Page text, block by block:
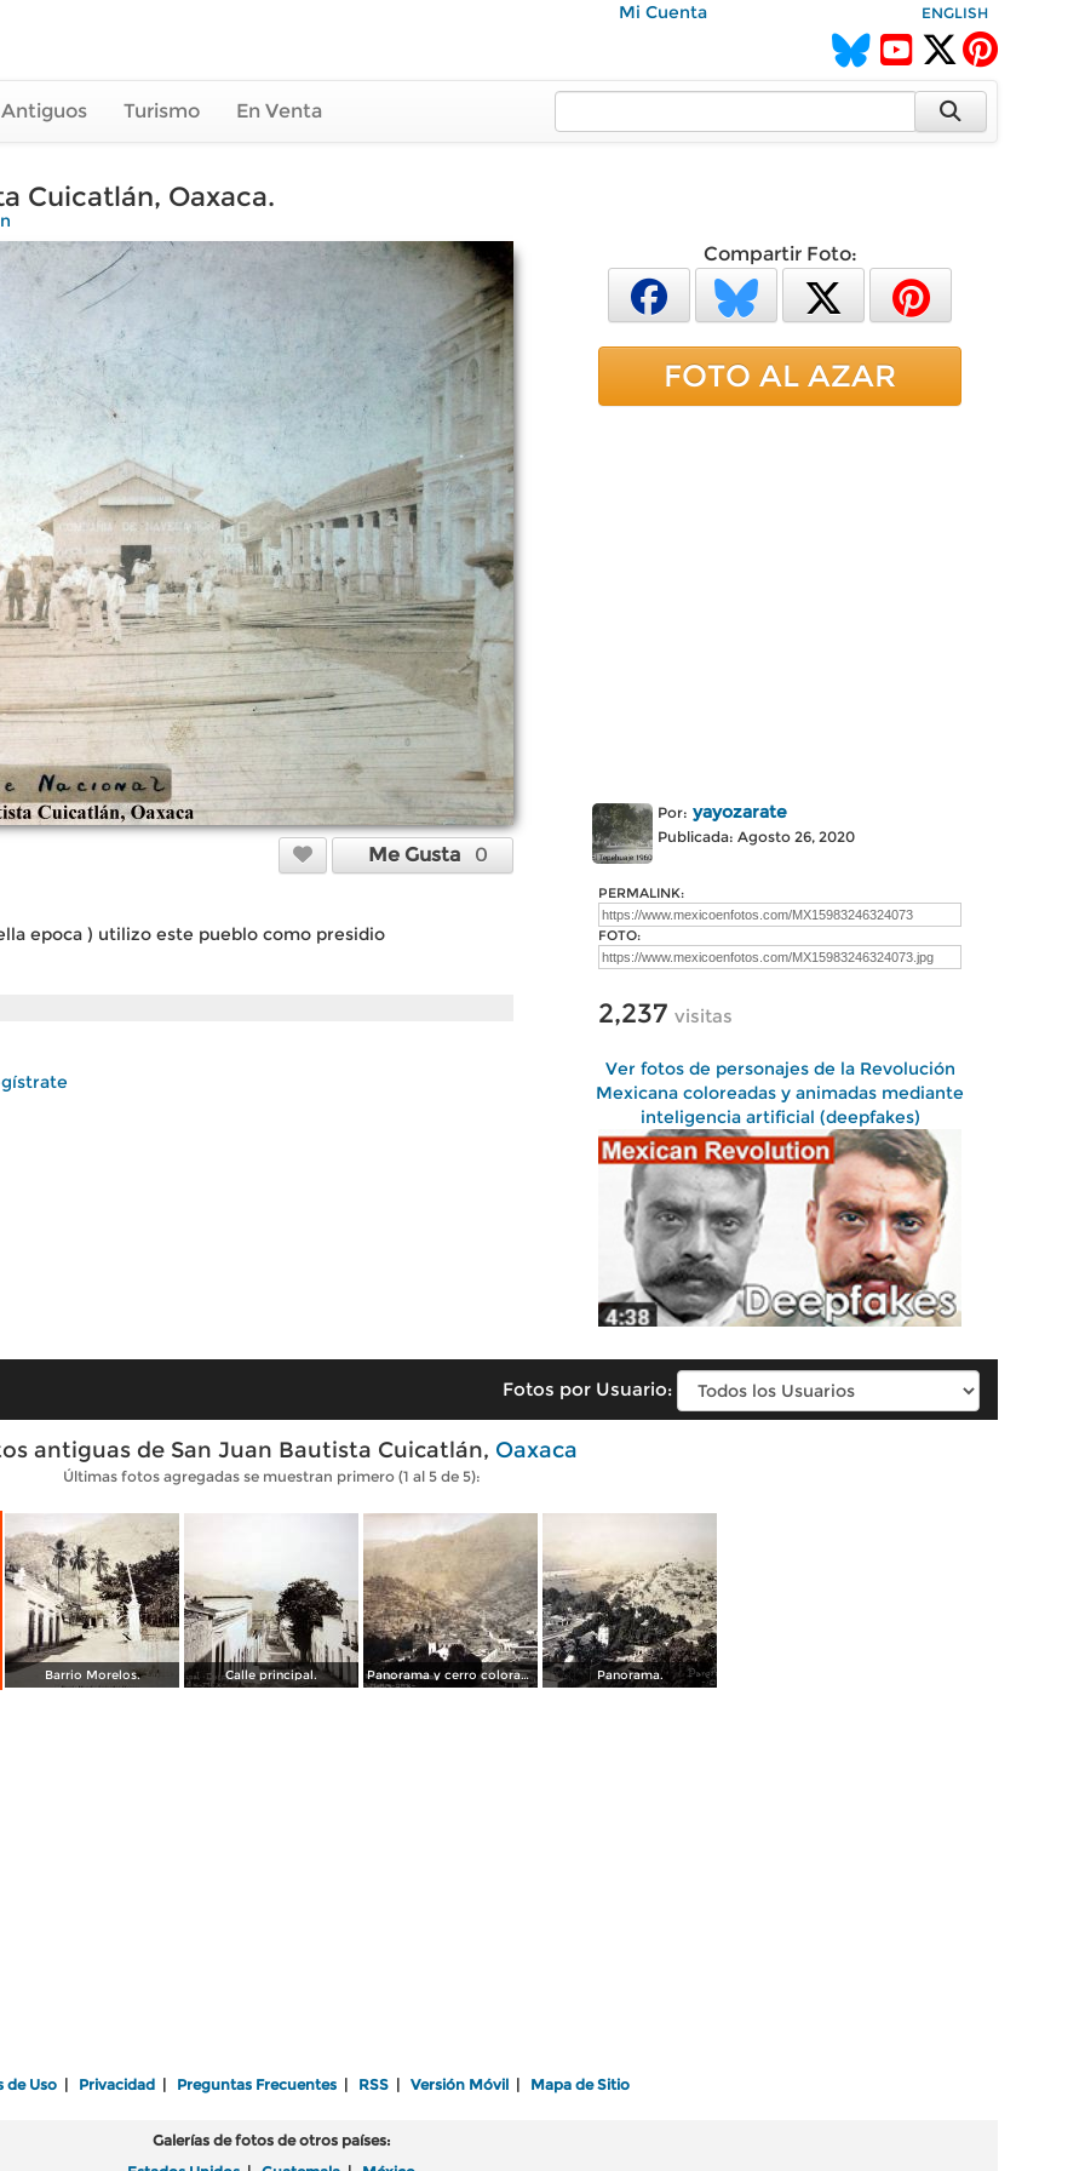
Mi Cuenta ENGLISH
Turismo En Venta
Cuicatlán, Oaxaca.
Me Gusta 0
epoca ) utilizo este pueblo como presidio
Compartir Foto:
FOTO AL AZAR
Por: yayozarate
Publicada: Agosto 26, 2020
PERMALINK:
FOTO:
2,237 visitas
Ver fotos de personajes de la Revolución
Mexicana coloreadas y animadas mediante
inteligencia artificial (deepfakes)
Fotos por Usuario:
antiguas de San Juan Bautista Cuicatlán, Oaxaca
Últimas fotos agregadas se muestran primero (1 al 5 de 5):
Barrio Morelos. Calle principal. Panorama y cerro colorado. Panorama.
de Uso Privacidad Preguntas Frecuentes RSS Versión Móvil Mapa de Sitio
Galerías de fotos de otros países: